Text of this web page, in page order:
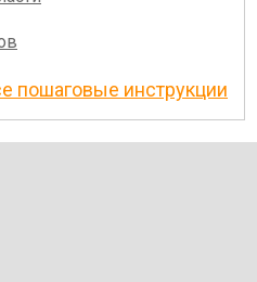
пошаговые инструкции